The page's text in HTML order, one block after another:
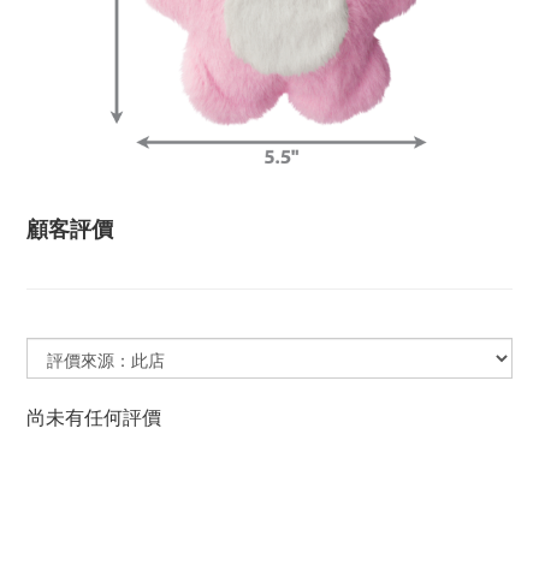
顧客評價
尚未有任何評價